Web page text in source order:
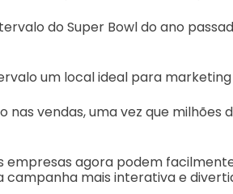
do Super Bowl do ano
um local ideal para
vendas, uma vez que milhões
empresas agora podem
mais interativa e